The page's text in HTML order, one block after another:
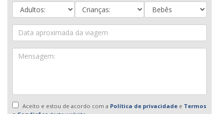
Aceito e estou de acordo com a Política de privacidadee Termos